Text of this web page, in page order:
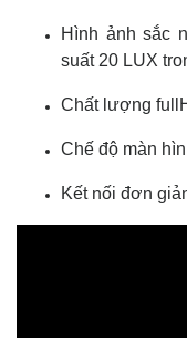
Hình ảnh sắc
suất 20 LUX
Chất lượng
Chế độ màn
Kết nối đơn